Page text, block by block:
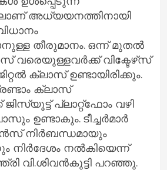
അധ്യയനത്തിനായി
തീരുമാനം. ഒന്ന് മുതൽ
വരെയുള്ളവർക്ക് വിക്ടേഴ്‌സ്
ക്ലാസ് ഉണ്ടായിരിക്കും.
ക്ലാസ്
പ്ലാറ്റ്‌ഫോം വഴി
ഉണ്ടാകും. ടീച്ചർമാർ
നിർബന്ധമായും
നിർദേശം നൽകിയെന്ന്
വി.ശിവൻകുട്ടി പറഞ്ഞു.